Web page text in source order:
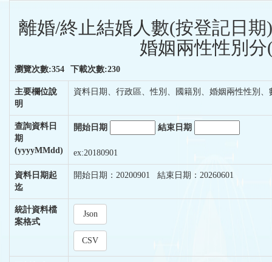
離婚/終止結婚人數(按登記日
婚姻兩性性別分
瀏覽次數:354 下載次數:230
主要欄位說
明
資料日期、行政區、性別、國籍別、婚姻兩性性別、
查詢資料日
期
(yyyyMMdd)
開始日期 結束日期
ex:20180901
資料日期起
迄
開始日期：20200901 結束日期：20260601
統計資料檔
案格式
Json
CSV